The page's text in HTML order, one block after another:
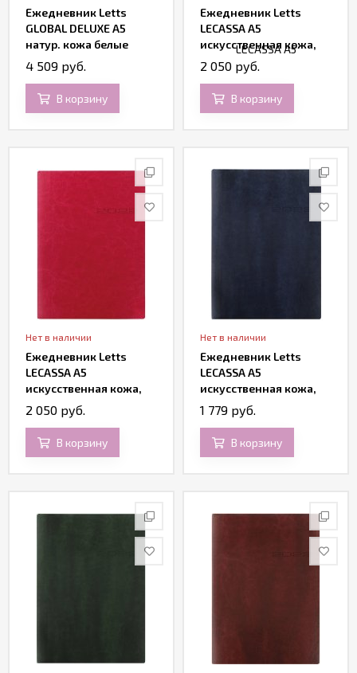
Ежедневник Letts
GLOBAL DELUXE A5
натур. кожа белые
страницы сереб. срез
4 509 руб.
В корзину
Ежедневник Letts
LECASSA A5
искусственная кожа,
кремовые страницы,
мягкая обложка,
коричневый
2 050 руб.
В корзину
Нет в наличии
Ежедневник Letts
LECASSA A5
искусственная кожа,
кремовые страницы,
мягкая обложка,
розовый
2 050 руб.
В корзину
Нет в наличии
Ежедневник Letts
LECASSA A5
искусственная кожа,
кремовые страницы,
мягкая обложка, синий
1 779 руб.
В корзину